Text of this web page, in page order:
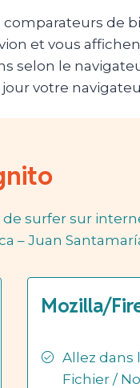
de
et vous
selon le
votre
surfer sur
– Juan
Mozilla/
Allez dans
Fichier /